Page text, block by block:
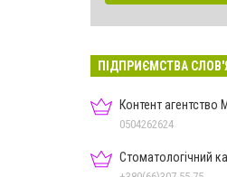
ПІДПРИЄМСТВА
Контент агентство
0504262624
Стоматологічний